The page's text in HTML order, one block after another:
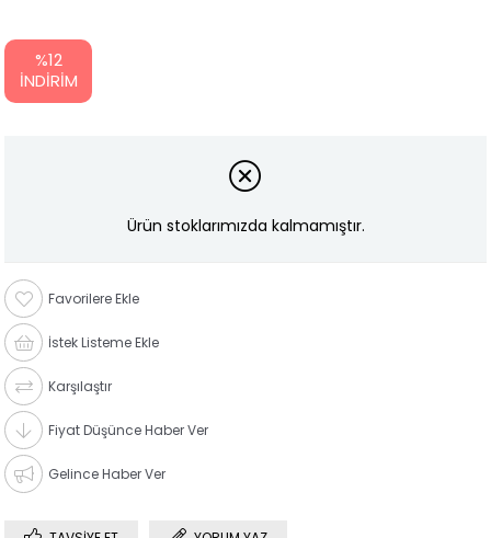
%12
İNDIRIM
Ürün stoklarımızda kalmamıştır.
Favorilere Ekle
İstek Listeme Ekle
Karşılaştır
Fiyat Düşünce Haber Ver
Gelince Haber Ver